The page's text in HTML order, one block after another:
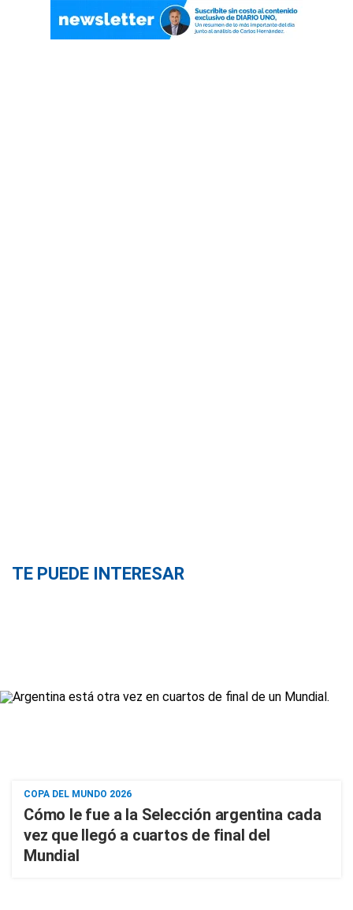
TE PUEDE INTERESAR
COPA DEL MUNDO 2026
Cómo le fue a la Selección argentina cada
vez que llegó a cuartos de final del
Mundial